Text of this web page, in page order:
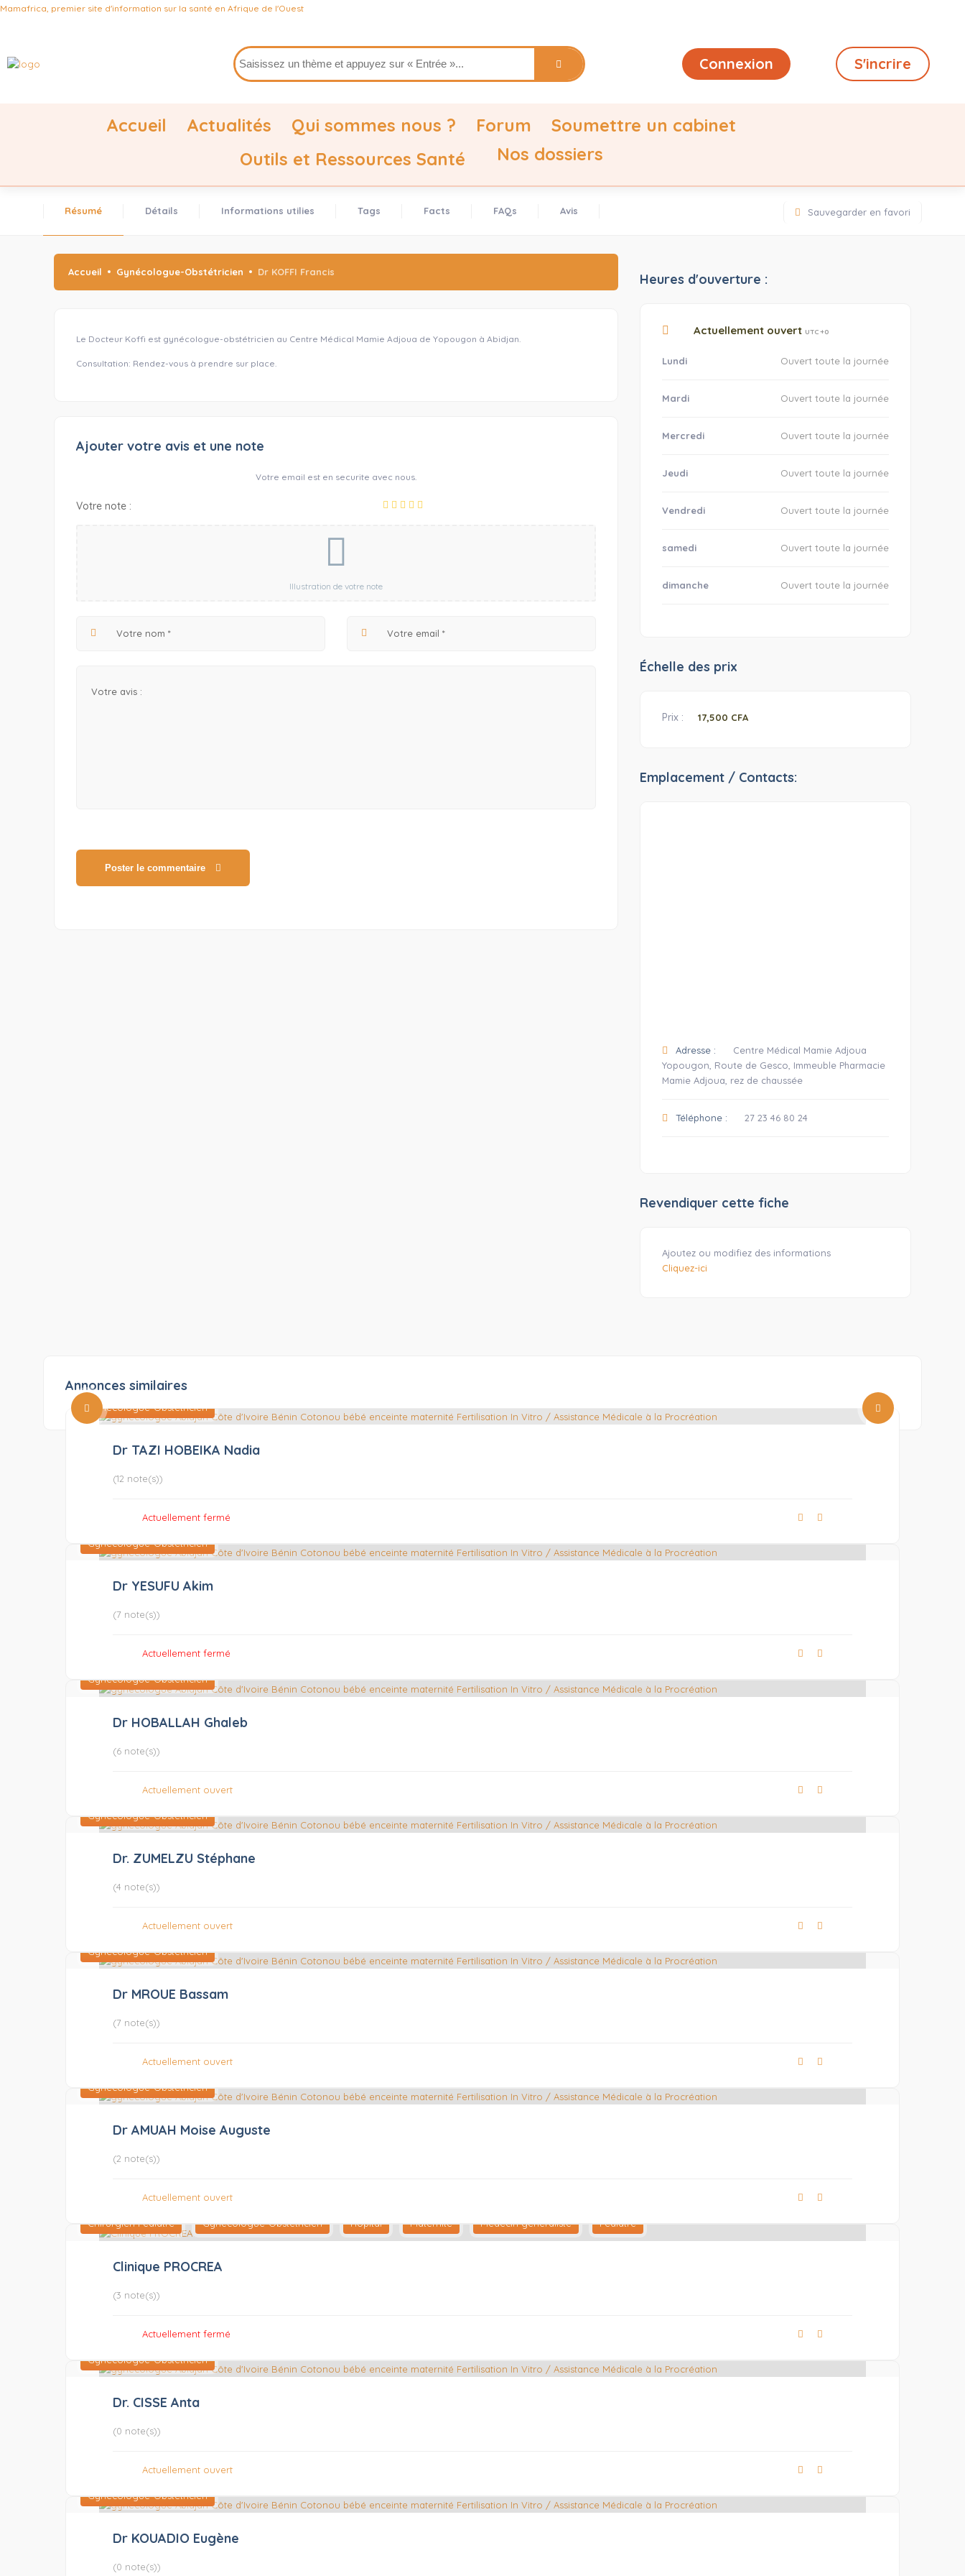
Mamafrica, premier site d'information sur la santé en Afrique de l'Ouest
Connexion S'incrire
Accueil Actualités Qui sommes nous ? Forum
Soumettre un cabinet
Outils et Ressources Santé
Nos dossiers
Résumé Détails Informations utilies Tags Facts FAQs Avis Sauvegarder en favori
Accueil Gynécologue-Obstétricien Dr KOFFI Francis
Le Docteur Koffi est gynécologue-obstétricien au Centre Médical Mamie Adjoua de Yopougon à Abidjan.
Consultation: Rendez-vous à prendre sur place.
Ajouter votre avis et une note
Votre email est en securite avec nous.
Votre note :
Illustration de votre note
Poster le commentaire
Heures d'ouverture :
Actuellement ouvert UTC +0
Lundi Ouvert toute la journée
Mardi Ouvert toute la journée
Mercredi Ouvert toute la journée
Jeudi Ouvert toute la journée
Vendredi Ouvert toute la journée
samedi Ouvert toute la journée
dimanche Ouvert toute la journée
Échelle des prix
Prix ​​: 17,500 CFA
Emplacement / Contacts:
Adresse :
Centre Médical Mamie Adjoua
Yopougon, Route de Gesco, Immeuble Pharmacie
Mamie Adjoua, rez de chaussée
Téléphone : 27 23 46 80 24
Revendiquer cette fiche
Ajoutez ou modifiez des informations
Cliquez-ici
Annonces similaires
Gynécologue-Obstétricien
Dr TAZI HOBEIKA Nadia
(12 note(s))
Actuellement fermé
Gynécologue-Obstétricien
Dr YESUFU Akim
(7 note(s))
Actuellement fermé
Gynécologue-Obstétricien
Dr HOBALLAH Ghaleb
(6 note(s))
Actuellement ouvert
Gynécologue-Obstétricien
Dr. ZUMELZU Stéphane
(4 note(s))
Actuellement ouvert
Gynécologue-Obstétricien
Dr MROUE Bassam
(7 note(s))
Actuellement ouvert
Gynécologue-Obstétricien
Dr AMUAH Moise Auguste
(2 note(s))
Actuellement ouvert
Chirurgien Pédiatre Gynécologue-Obstétricien Hôpital Maternité Médecin généraliste Pédiatre
Clinique PROCREA
(3 note(s))
Actuellement fermé
Gynécologue-Obstétricien
Dr. CISSE Anta
(0 note(s))
Actuellement ouvert
Gynécologue-Obstétricien
Dr KOUADIO Eugène
(0 note(s))